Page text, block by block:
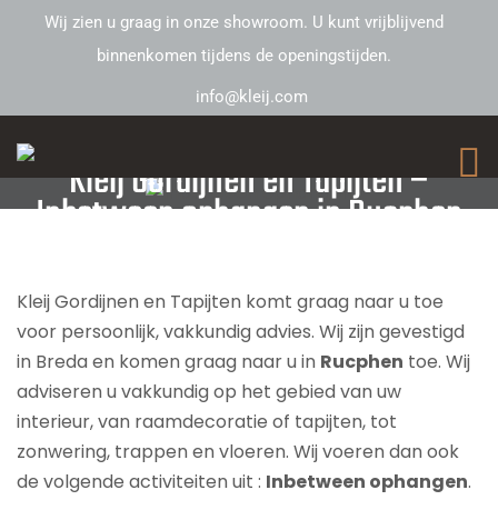
Wij zien u graag in onze showroom. U kunt vrijblijvend
binnenkomen tijdens de openingstijden.
info@kleij.com
Kleij Gordijnen en Tapijten –
Inbetween ophangen in Rucphen
Kleij Gordijnen en Tapijten komt graag naar u toe
voor persoonlijk, vakkundig advies. Wij zijn gevestigd
in Breda en komen graag naar u in Rucphen toe. Wij
adviseren u vakkundig op het gebied van uw
interieur, van raamdecoratie of tapijten, tot
zonwering, trappen en vloeren. Wij voeren dan ook
de volgende activiteiten uit : Inbetween ophangen.